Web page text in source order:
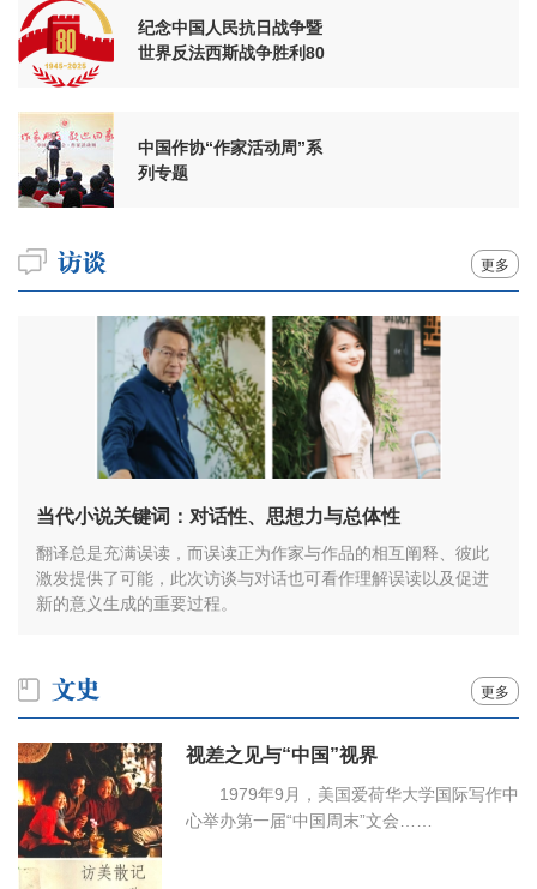
纪念中国人民抗日战争暨
世界反法西斯战争胜利80
中国作协“作家活动周”系
列专题
更多
当代小说关键词：对话性、思想力与总体性
翻译总是充满误读，而误读正为作家与作品的相互阐释、彼此
激发提供了可能，此次访谈与对话也可看作理解误读以及促进
新的意义生成的重要过程。
更多
视差之见与“中国”视界
1979年9月，美国爱荷华大学国际写作中
心举办第一届“中国周末”文会……